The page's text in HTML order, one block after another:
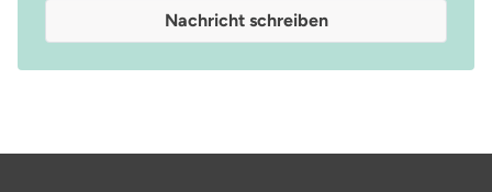
Nachricht schreiben